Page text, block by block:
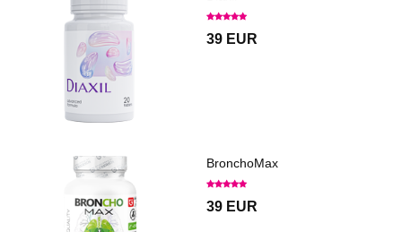
39 EUR
BronchoMax
39 EUR